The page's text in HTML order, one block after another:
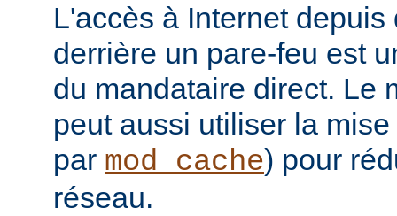
L'accès à Internet
derrière un pare-feu est
du mandataire direct. Le
peut aussi utiliser la
par mod_cache) pour
réseau.